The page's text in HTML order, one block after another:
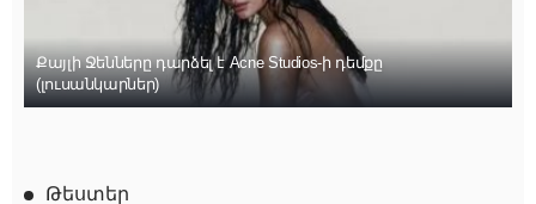
Քայլի Ջենները դարձել է Acne Studios-ի դեմքը
(լուսանկարներ)
Թեստեր